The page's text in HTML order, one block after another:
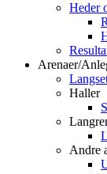
Heder
Arenaer/
Haller
Andre